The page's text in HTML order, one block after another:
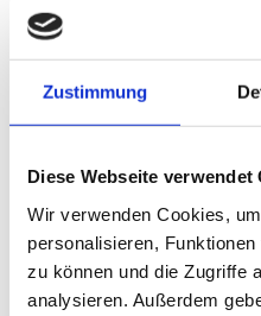
Zustimmung
Diese Webseite verwendet
Wir verwenden Cookies,
personalisieren,
zu können und die Zugriffe
analysieren. Außerdem
organisatorische Maßnahmen
treffen.
Weitere Informationen zur
Immosolve finden Sie in der
Anbieters:
https://www.immosolve.de/
Betroffenenrechte
Sie haben das Recht auf: